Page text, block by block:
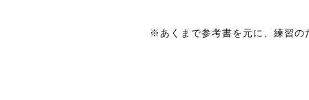
※あくまで参考書を元に、練習の